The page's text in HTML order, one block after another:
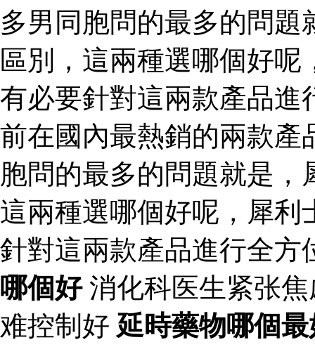
多男同胞問的最多的問
區別，這兩種選哪個好呢
有必要針對這兩款產品進
前在國內最熱銷的兩款產
胞問的最多的問題就是
這兩種選哪個好呢，犀利
針對這兩款產品進行全方
哪個好消化科医生紧张
难控制好 延時藥物哪個